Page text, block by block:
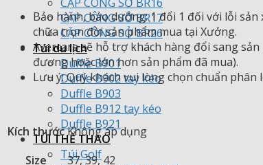
CẶP CÔNG SỞ BR17
CẶP CÔNG SỞ BR26
Túi du lịch
Duffle B901
Duffle B902 tay kéo
Duffle B903
Duffle B912 tay kéo
Duffle B921
TÚI THỂ THAO
Túi Golf
Bảo hành, bảo dưỡng: 1 đổi 1 đối với lỗi
chữa trọn đời sản phẩm mua tại Xưởng.
Avercara sẽ hỗ trợ khách hàng đổi sang
đương hoặc lớn hơn sản phẩm đã mua).
Lưu ý: Quý khách vui lòng chọn chuẩn
Kích thướcKhông áp dụng
Size
37, 39, 42